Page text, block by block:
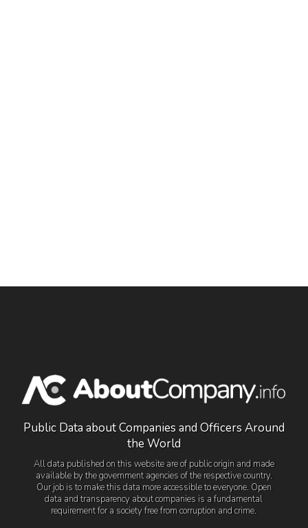
Public Data about Companies and Officers Around
the World
All data published on this website are of public origin and made
available by the government agencies of the respective country.
Our job is to make this data more accessible to everyone. Open
data and transparency about companies is a fundamental
requirement for a society free from corruption and crime.